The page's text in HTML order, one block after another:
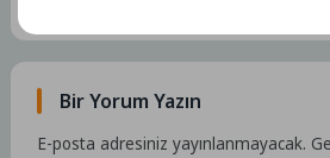
Bir Yorum Yazın
E-posta adresiniz yayınlanmayacak.